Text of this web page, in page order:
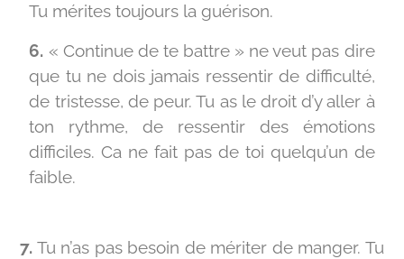
Tu mérites toujours la guérison.
6. « Continue de te battre » ne veut pas dire
que tu ne dois jamais ressentir de difficulté,
de tristesse, de peur. Tu as le droit d’y aller à
ton rythme, de ressentir des émotions
difficiles. Ca ne fait pas de toi quelqu’un de
faible.
7. Tu n’as pas besoin de mériter de manger. Tu